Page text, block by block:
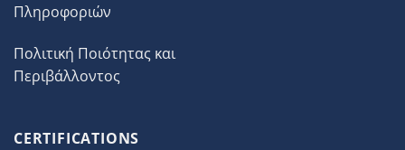
Πληροφοριών
Πολιτική Ποιότητας και
Περιβάλλοντος
CERTIFICATIONS